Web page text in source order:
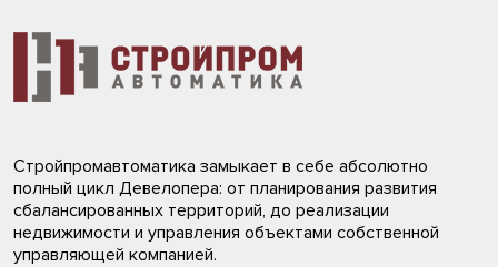
Стройпромавтоматика замыкает в себе абсолютно
полный цикл Девелопера: от планирования развития
сбалансированных территорий, до реализации
недвижимости и управления объектами собственной
управляющей компанией.